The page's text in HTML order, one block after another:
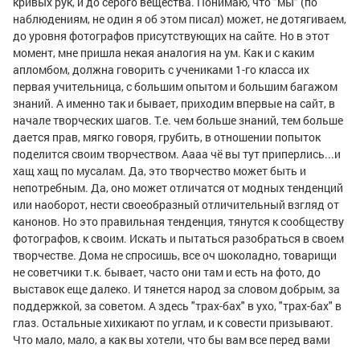
наблюдениям, не один я об этом писал) может, не дотягиваем,
до уровня фотографов присутствующих на сайте. Но в этот
момент, мне пришла некая аналогия на ум. Как и с каким
апломбом, должна говорить с учениками 1-го класса их
первая учительница, с большим опытом и большим багажом
знаний. А именно так и бывает, приходим впервые на сайт, в
начале творческих шагов. Т.е. чем больше знаний, тем больше
дается прав, мягко говоря, грубить, в отношении попыток
поделится своим творчеством. Аааа чё вы тут приперлись...и
хащ хащ по мусалам. Да, это творчество может быть и
непотребным. Да, оно может отличатся от модных тенденций
или наоборот, нести своеобразный отличительный взгляд от
канонов. Но это правильная тенденция, тянутся к сообществу
фотографов, к своим. Искать и пытаться разобраться в своем
творчестве. Дома не спросишь, все оч шоколадно, товарищи
не советчики т.к. бывает, часто они там и есть на фото, до
выставок еще далеко. И тянется народ за словом добрым, за
поддержкой, за советом. А здесь "трах-бах" в ухо, "трах-бах" в
глаз. Остальные хихикают по углам, и к совести призывают.
Что мало, мало, а как вы хотели, что бы вам все перед вами